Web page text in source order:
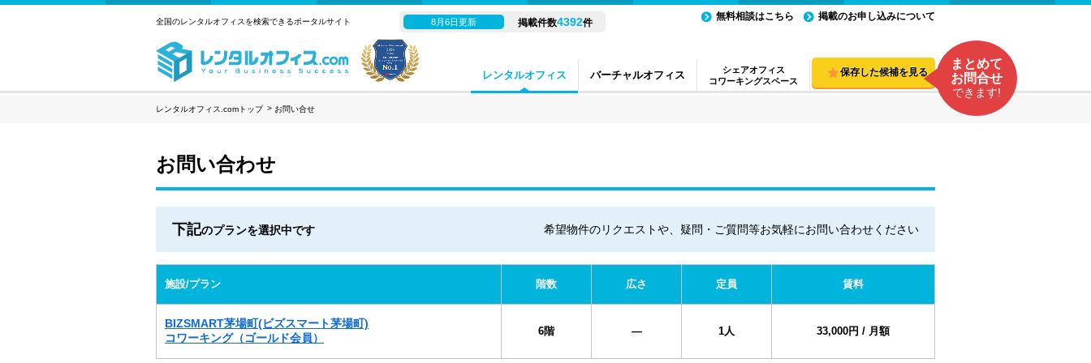
レンタルオフィス バーチャルオフィス
シェアオフィス
コワーキングスペース
全国のレンタルオフィスを検索できるポータルサイト 8月6日更新 掲載件数4392件
無料相談はこちら 掲載のお申し込みについて
保存した候補を見る
まとめて
お問合せ
できます!
レンタルオフィス.comトップ お問い合せ
お問い合わせ
下記のプランを選択中です 希望物件のリクエストや、疑問・ご質問等お気軽にお問い合わせください
施設/プラン 階数 広さ 定員 賃料
BIZSMART茅場町(ビズスマート茅場町)
コワーキング（ゴールド会員）
6階 ― 1人 33,000円 / 月額